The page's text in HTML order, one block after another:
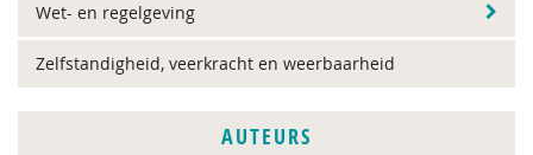
Wet- en regelgeving
Zelfstandigheid, veerkracht en weerbaarheid
AUTEURS